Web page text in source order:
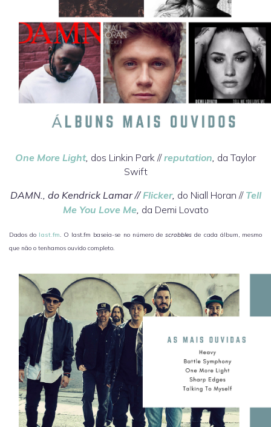
One More Light, dos Linkin Park //reputation da Taylor
Swift
DAMN., do Kendrick Lamar // Flicker, do Niall Horan // Tell
Me You Love Me, da Demi Lovato
Dados do last.fm . O last.fm baseia-se no número de scrobbles de cada álbum, mesmo
que não o tenhamos ouvido completo.